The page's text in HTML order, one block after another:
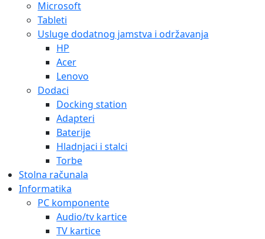
Microsoft
Tableti
Usluge dodatnog jamstva i održavanja
HP
Acer
Lenovo
Dodaci
Docking station
Adapteri
Baterije
Hladnjaci i stalci
Torbe
Stolna računala
Informatika
PC komponente
Audio/tv kartice
TV kartice